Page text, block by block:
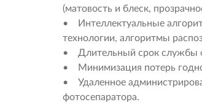
(матовость и блеск,
• Интеллектуальные
технологии, алгоритмы
• Длительный срок службы
• Минимизация потерь
• Удаленное
фотосепаратора.